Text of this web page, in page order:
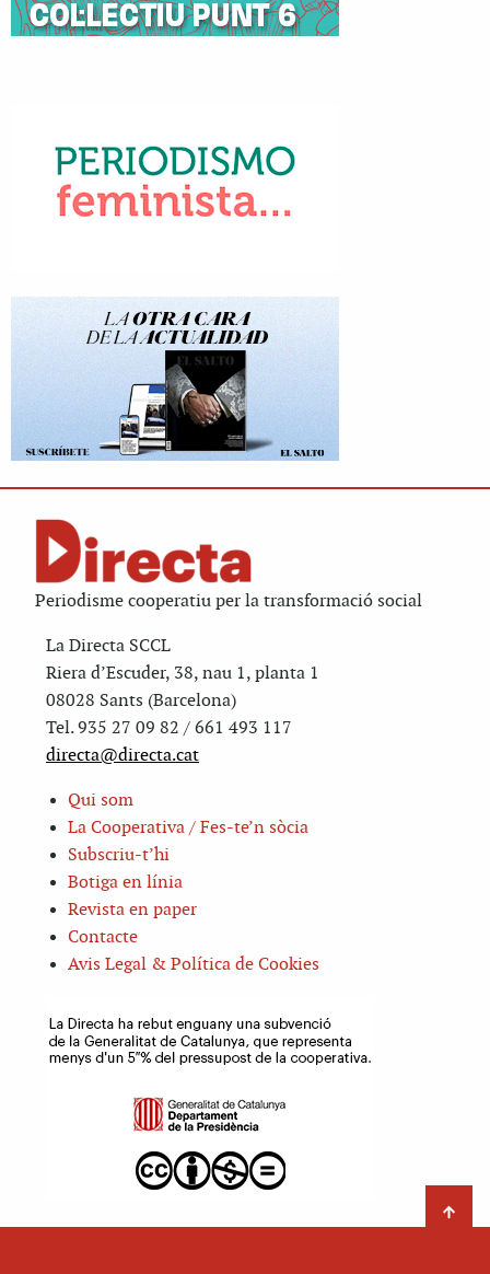
Periodisme cooperatiu per la transformació social
La Directa SCCL
Riera d’Escuder, 38, nau 1, planta 1
08028 Sants (Barcelona)
Tel. 935 27 09 82 / 661 493 117
directa@directa.cat
Qui som
La Cooperativa / Fes-te’n sòcia
Subscriu-t’hi
Botiga en línia
Revista en paper
Contacte
Avis Legal & Política de Cookies